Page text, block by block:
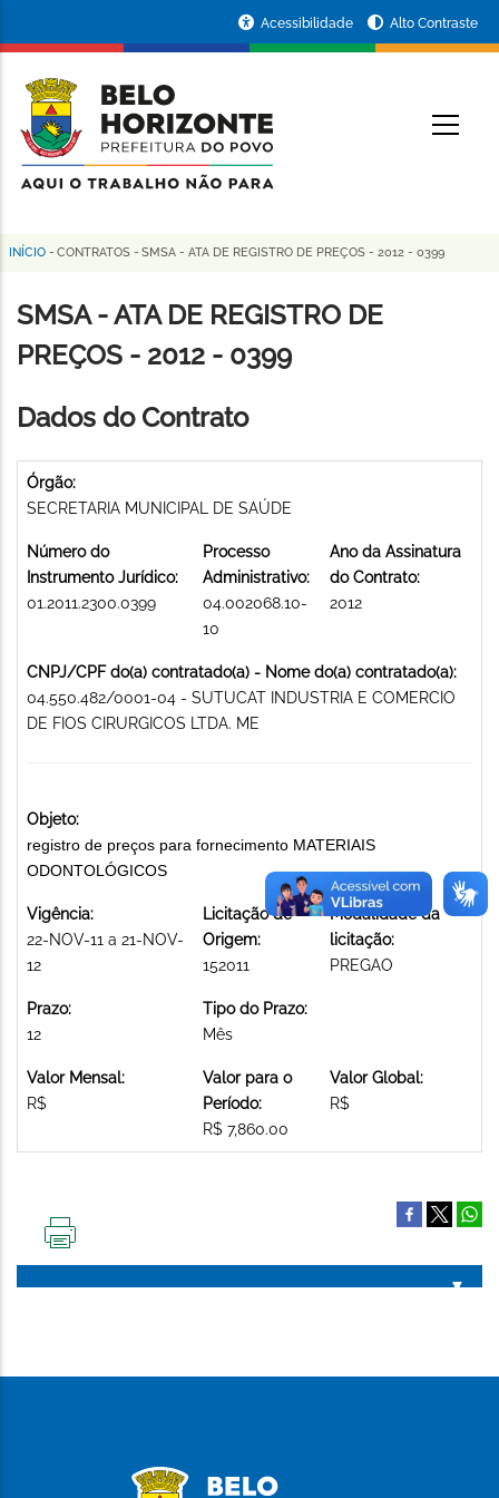
conteúdo
principal
da
Prefeitura
de
Horizonte
Acessibilidade Alto Contraste
Trilha
de
navegação
INÍCIO - CONTRATOS - SMSA - ATA DE REGISTRO DE PREÇOS - 2012 - 0399
SMSA - ATA DE REGISTRO DE
PREÇOS - 2012 - 0399
Dados do Contrato
Órgão:
SECRETARIA MUNICIPAL DE SAÚDE
Número do
Instrumento Jurídico:
01.2011.2300.0399
Processo
Administrativo:
04.002068.10-
10
Ano da Assinatura
do Contrato:
2012
CNPJ/CPF do(a) contratado(a) - Nome do(a) contratado(a):
04.550.482/0001-04 - SUTUCAT INDUSTRIA E COMERCIO
DE FIOS CIRURGICOS LTDA. ME
Objeto:
registro de preços para fornecimento MATERIAIS
ODONTOLÓGICOS
Vigência:
22-NOV-11 a 21-NOV-
12
Licitação de
Origem:
152011
Modalidade da
licitação:
PREGAO
Prazo:
12
Tipo do Prazo:
Mês
Valor Mensal:
R$
Valor para o
Período:
R$ 7,860.00
Valor Global:
R$
PÁGINA